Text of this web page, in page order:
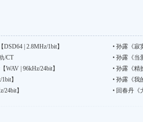
| 2.8MHz/1bit】 • 孙露《寂
/CT • 孙露《当
| 96kHz/24bit】 • 孙露《精
】 • 孙露《我
】 • 回春丹《